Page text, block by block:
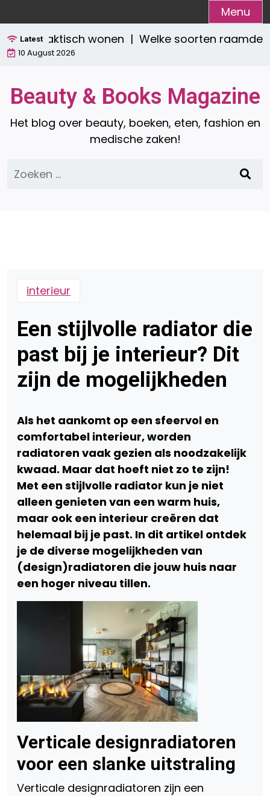
naar
de
inhoud
Menu
Latest
én praktisch wonen | Welke soorten
10 August 2026
Beauty & Books Magazine
Het blog over beauty, boeken, eten, fashion en
medische zaken!
Zoeken
naar:
interieur
Een stijlvolle radiator die
past bij je interieur? Dit
zijn de mogelijkheden
Als het aankomt op een sfeervol en
comfortabel interieur, worden
radiatoren vaak gezien als noodzakelijk
kwaad. Maar dat hoeft niet zo te zijn!
Met een stijlvolle radiator kun je niet
alleen genieten van een warm huis,
maar ook een interieur creëren dat
helemaal bij je past. In dit artikel ontdek
je de diverse mogelijkheden van
(design)radiatoren die jouw huis naar
een hoger niveau tillen.
Verticale designradiatoren
voor een slanke uitstraling
Verticale designradiatoren zijn een